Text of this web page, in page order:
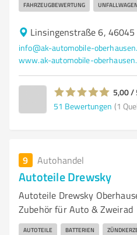
FAHRZEUGBEWERTUNG UNFALLWAGEN
Linsingenstraße 6, 46045
info@ak-automobile-
www.ak-automobile-
5,00 /
51 Bewertungen (1
9 Autohandel
Autoteile Drewsky
Autoteile Drewsky
Zubehör für Auto & Zweirad
AUTOTEILE BATTERIEN